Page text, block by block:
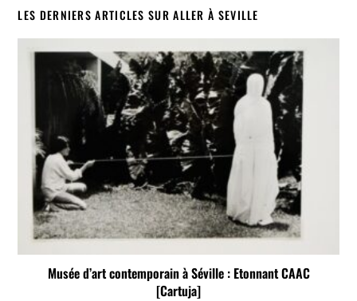
LES DERNIERS ARTICLES SUR ALLER À SEVILLE
Musée d’art contemporain à Séville : Etonnant CAAC
[Cartuja]